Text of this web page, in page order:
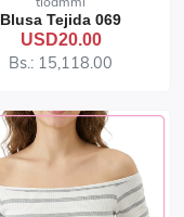
Blusa Tejida 069
USD20.00
Bs.: 15,118.00